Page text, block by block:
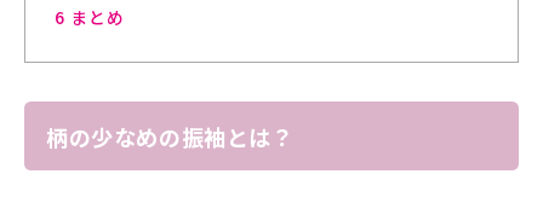
6 まとめ
柄の少なめの振袖とは？